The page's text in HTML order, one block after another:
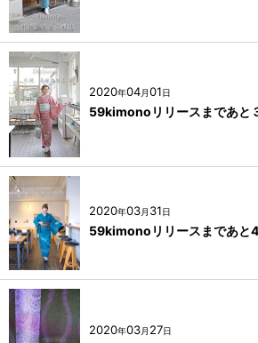
2020年04月01日
59kimonoリリースまであと
2020年03月 31日
59kimonoリリースまであと4
2020年03月 27日